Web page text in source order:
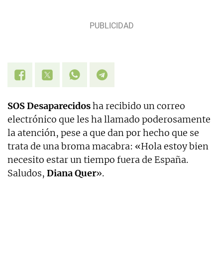
SOS Desaparecidosha recibido un correo
electrónico que les ha llamado poderosamente
la atención, pese a que dan por hecho que se
trata de una broma macabra: «Hola estoy bien
necesito estar un tiempo fuera de España.
Saludos, Diana Quer».